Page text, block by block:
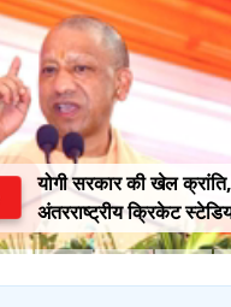
योगी सरकार की खेल
अंतरराष्ट्रीय क्रिकेट
महीने में लगभग 20% तैयार